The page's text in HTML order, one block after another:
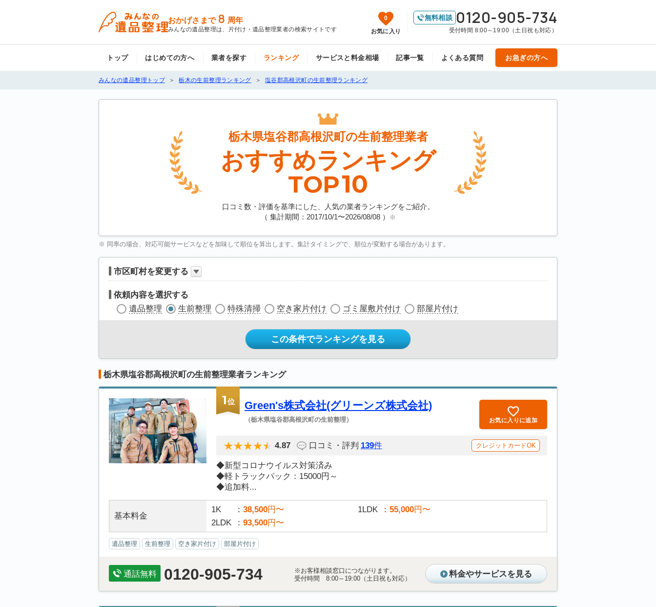
おかげさまで 8 周年
みんなの遺品整理は、片付け・遺品整理業者の検索サイトです
0
お気に入り
無料相談 0120-905-734
受付時間 8:00～19:00（土日祝も対応）
トップ はじめての方へ 業者を探す ランキング サービスと料金相場 記事一覧 よくある質問 お急ぎの方へ
みんなの遺品整理トップ 栃木の生前整理ランキング 塩谷郡高根沢町の生前整理ランキング
栃木県塩谷郡高根沢町の生前整理業者
おすすめランキング
TOP10
口コミ数・評価を基準にした、人気の業者ランキングをご紹介。
（ 集計期間：2017/10/1〜2026/08/08） ※
※ 同率の場合、対応可能サービスなどを加味して順位を算出します。集計タイミングで、順位が変動する場合があります。
市区町村を変更する
依頼内容を選択する
遺品整理
生前整理 特殊清掃 空き家片付け ゴミ屋敷片付け 部屋片付け
この条件でランキングを見る
栃木県塩谷郡高根沢町の生前整理業者ランキング
1位 Green's株式会社(グリーンズ株式会社)
（栃木県塩谷郡高根沢町の生前整理） お気に入りに追加
4.87 口コミ・評判 139件 クレジットカードOK
◆新型コロナウイルス対策済み
◆軽トラックパック：15000円～
◆追加料...
基本料金
1K 38,500円〜 1LDK 55,000円〜
2LDK
93,500円〜
遺品整理 生前整理 空き家片付け 部屋片付け
通話無料 0120-905-734
※お客様相談窓口につながります。
受付時間 8:00～19:00（土日祝も対応）
料金やサービスを見る